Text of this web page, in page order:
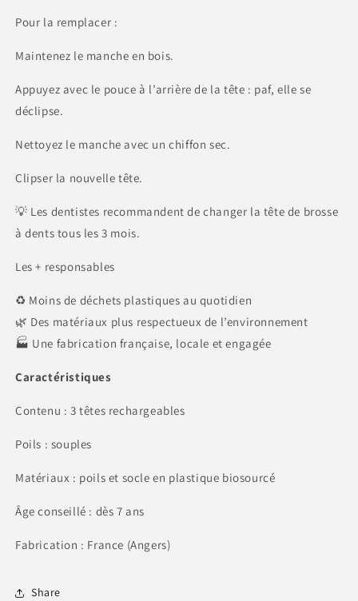
Pour la remplacer :
Maintenez le manche en bois.
Appuyez avec le pouce à l’arrière de la tête : paf, elle se
déclipse.
Nettoyez le manche avec un chiffon sec.
Clipser la nouvelle tête.
💡 Les dentistes recommandent de changer la tête de brosse
à dents tous les 3 mois.
Les + responsables
♻️ Moins de déchets plastiques au quotidien
🌿 Des matériaux plus respectueux de l’environnement
🏭 Une fabrication française, locale et engagée
Caractéristiques
Contenu : 3 têtes rechargeables
Poils : souples
Matériaux : poils et socle en plastique biosourcé
Âge conseillé : dès 7 ans
Fabrication : France (Angers)
Share